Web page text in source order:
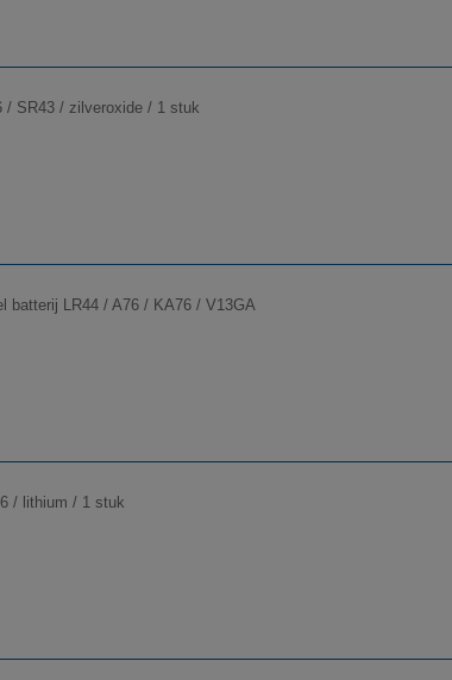
/ SR43 / zilveroxide / 1 stuk
batterij LR44 / A76 / KA76 / V13GA
/ lithium / 1 stuk